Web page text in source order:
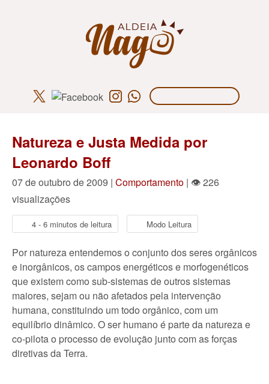
Natureza e Justa Medida por
Leonardo Boff
07 de outubro de 2009 | Comportamento | 👁 226
visualizações
4 - 6 minutos de leitura Modo Leitura
Por natureza entendemos o conjunto dos seres orgânicos
e inorgânicos, os campos energéticos e morfogenéticos
que existem como sub-sistemas de outros sistemas
maiores, sejam ou não afetados pela intervenção
humana, constituindo um todo orgânico, com um
equilíbrio dinâmico. O ser humano é parte da natureza e
co-pilota o processo de evolução junto com as forças
diretivas da Terra.